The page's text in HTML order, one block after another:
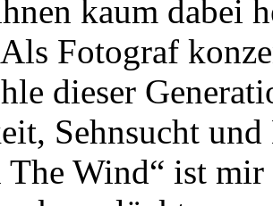
kaum dabei
Fotograf
dieser
Sehnsucht
Wind“ ist